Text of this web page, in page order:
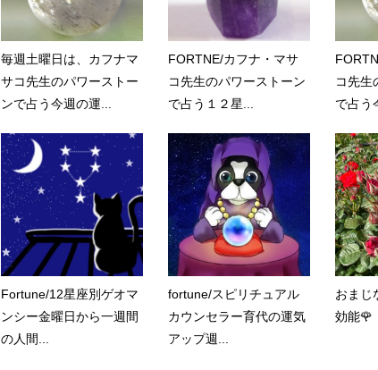
毎週土曜日は、カフナマ
サコ先生のパワーストー
ンで占う今週の運...
FORTNE/カフナ・マサ
コ先生のパワーストーン
で占う１２星...
コ先生
で占う
Fortune/12星座別ゲオマ
ンシー金曜日から一週間
の人間...
fortune/スピリチュアル
カウンセラー育代の運気
アップ週...
おまじ
効能🌹